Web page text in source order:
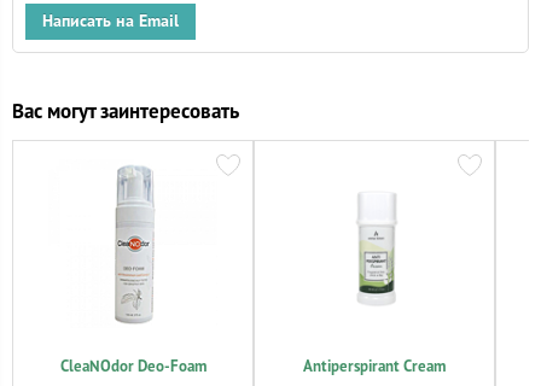
Написать на Email
Вас могут заинтересовать
CleaNOdor Deo-Foam Antiperspirant Cream